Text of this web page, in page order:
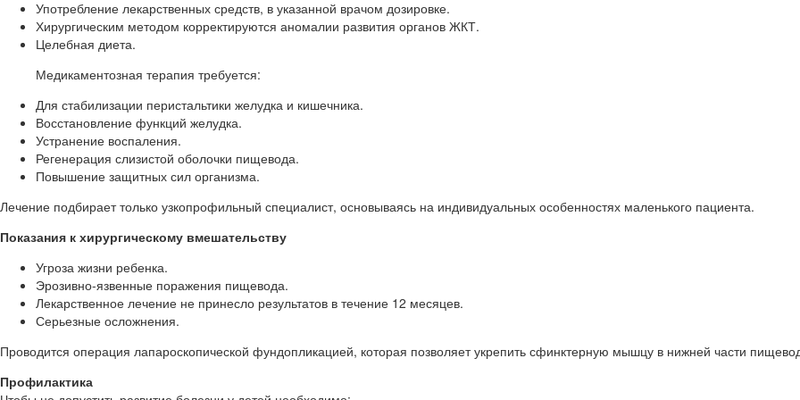
Употребление лекарственных средств, в указанной врачом дозировке.
Хирургическим методом корректируются аномалии развития органов ЖКТ.
Целебная диета.
Медикаментозная терапия требуется:
Для стабилизации перистальтики желудка и кишечника.
Восстановление функций желудка.
Устранение воспаления.
Регенерация слизистой оболочки пищевода.
Повышение защитных сил организма.
Лечение подбирает только узкопрофильный специалист, основываясь на индивидуальных особенностях маленького пациента.
Показания к хирургическому вмешательству
Угроза жизни ребенка.
Эрозивно-язвенные поражения пищевода.
Лекарственное лечение не принесло результатов в течение 12 месяцев.
Серьезные осложнения.
Проводится операция лапароскопической фундопликацией, которая позволяет укрепить сфинктерную мышцу в нижней части
Профилактика